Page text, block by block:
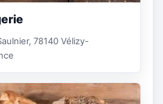
78140 Vélizy-